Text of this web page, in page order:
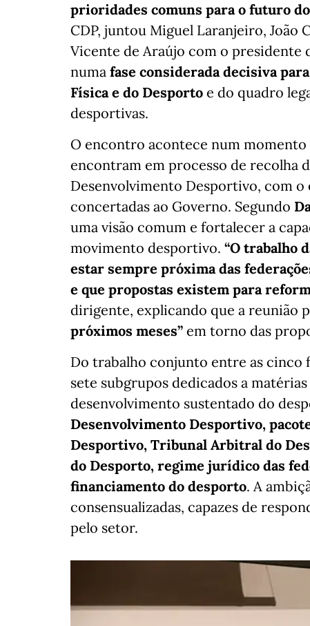
prioridades comuns para o futuro
CDP, juntou Miguel Laranjeiro, João
Vicente de Araújo com o presidente
numa fase considerada decisiva
Física e do Desporto e do quadro
desportivas.
O encontro acontece num momento
encontram em processo de recolha
Desenvolvimento Desportivo, com
concertadas ao Governo. Segundo
uma visão comum e fortalecer a
movimento desportivo. “O trabalho
estar sempre próxima das
e que propostas existem para
dirigente, explicando que a reunião
próximos meses” em torno das
Do trabalho conjunto entre as cinco
sete subgrupos dedicados a
desenvolvimento sustentado do
Desenvolvimento Desportivo,
Desportivo, Tribunal Arbitral do
do Desporto, regime jurídico das
financiamento do desporto. A
consensualizadas, capazes de
pelo setor.